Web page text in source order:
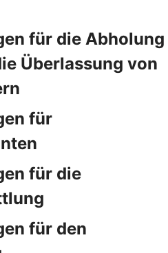
für die Abholung
Überlassung von
für
für die
für den